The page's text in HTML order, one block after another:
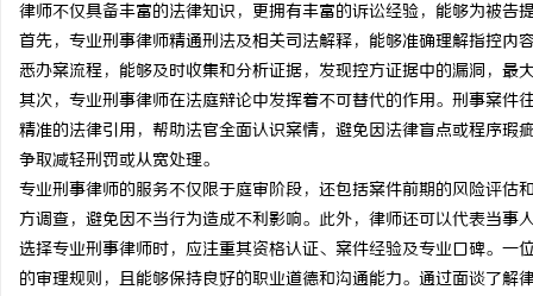
律师不仅具备丰富的法律知识，更拥有丰富的诉讼经验，能够为被告
首先，专业刑事律师精通刑法及相关司法解释，能够准确理解指控
悉办案流程，能够及时收集和分析证据，发现控方证据中的漏洞，最
其次，专业刑事律师在法庭辩论中发挥着不可替代的作用。刑事案
精准的法律引用，帮助法官全面认识案情，避免因法律盲点或程序
争取减轻刑罚或从宽处理。
专业刑事律师的服务不仅限于庭审阶段，还包括案件前期的风险评
方调查，避免因不当行为造成不利影响。此外，律师还可以代表当事
选择专业刑事律师时，应注重其资格认证、案件经验及专业口碑。
的审理规则，且能够保持良好的职业道德和沟通能力。通过面谈了